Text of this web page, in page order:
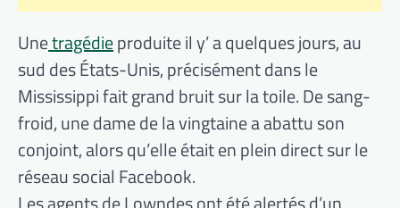
Unetragédieproduite il y’ a quelques jours, au
sud des États-Unis, précisément dans le
Mississippi fait grand bruit sur la toile. De sang-
froid, une dame de la vingtaine a abattu son
conjoint, alors qu’elle était en plein direct sur le
réseau social Facebook.